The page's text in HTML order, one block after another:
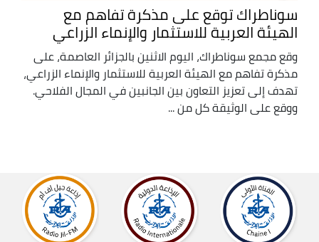
سوناطراك توقع على مذكرة تفاهم مع
الهيئة العربية للاستثمار والإنماء الزراعي
وقع مجمع سوناطراك، اليوم الاثنين بالجزائر العاصمة، على
مذكرة تفاهم مع الهيئة العربية للاستثمار والإنماء الزراعي،
تهدف إلى تعزيز التعاون بين الجانبين في المجال الفلاحي.
ووقع على الوثيقة كل من ...